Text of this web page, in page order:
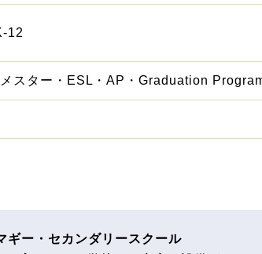
12
スター・ESL・AP・Graduation
ー・セカンダリースクール